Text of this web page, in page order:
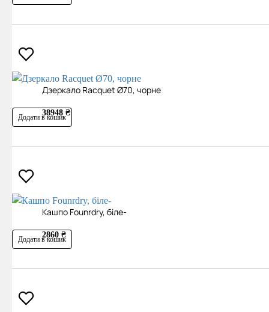
Дзеркало Racquet Ø70, чорне
38948 ₴
Додати в кошик
Кашпо Founrdry, біле-
2860 ₴
Додати в кошик